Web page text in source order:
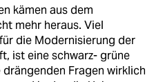
kämen aus dem
mehr heraus. Viel
die Modernisierung der
ist eine schwarz- grüne
Fragen wirklich